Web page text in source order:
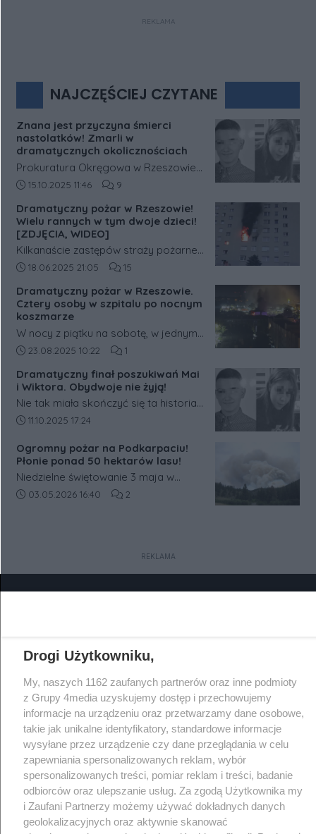
REKLAMA
NAJCZĘŚCIEJ CZYTANE
Znana jest przyczyna śmierci
nastolatków! Zmarli w
dramatycznych okolicznościach
Prokuratura Okręgowa w Rzeszowie
podała nowe informacje dotyczące
dwojga nastolatków – 14-letniej Mai i
15-letniego Wiktora.
Data dodania artykułu:
15.10.2025 11:46 Liczba komentarzy artykułu:
9
Dramatyczny pożar w Rzeszowie!
Wielu rannych w tym dwoje dzieci!
[ZDJĘCIA, WIDEO]
Kilkanaście zastępów straży pożarnej
walczy z dużym, rozwiniętym pożarem
Rzeszowie. Ludzie nie mogą wydostać
się z klatki.
Data dodania artykułu:
18.06.2025 21:05 Liczba komentarzy artykułu:
15
Dramatyczny pożar w Rzeszowie.
Cztery osoby w szpitalu po nocnym
koszmarze
W nocy z piątku na sobotę, w jednym
z bloków mieszkalnych przy ulicy
wybuchł groźny pożar. Walka z
żywiołem trwała blisko trzy godziny, a
w jej wyniku cztery osoby trafiły do
szpitala.
Data dodania artykułu:
23.08.2025 10:22 Liczba komentarzy artykułu:
1
Dramatyczny finał poszukiwań Mai
i Wiktora. Obydwoje nie żyją!
Nie tak miała skończyć się ta historia.
Tysiące internautów, a w terenie
w Rzeszowie przy wsparciu
policjantów z Komendy Wojewódzkiej
Policji w Rzeszowie oraz strażaków
od wczoraj poszukiwało zaginionych:
Data dodania artykułu:
11.10.2025 17:24
Ogromny pożar na Podkarpaciu!
Płonie ponad 50 hektarów lasu!
Niedzielne świętowanie 3 maja w
regionie tarnobrzeskim zostało
wojskowego w Polsce – wybuchł
przeciwnikiem”.
Data dodania artykułu:
03.05.2026 16:40 Liczba komentarzy artykułu:
2
REKLAMA
Wydawcąrzeszow-info.pl jest:
FUNDACJA MEDIÓW NIEZALEŻNYCH LIBERTAS
ul. Kopernika 10, 35-002 Rzeszów
e-mail:redakcja@rzeszow-info.pl
Redakcja Kontakt
Regulamin
Zasady dodawania i publikacji komentarzy
Drogi Użytkowniku,
My, naszych 1162 zaufanych partnerów oraz inne podmioty
z Grupy 4media uzyskujemy dostęp i przechowujemy
informacje na urządzeniu oraz przetwarzamy dane osobowe,
takie jak unikalne identyfikatory, standardowe informacje
wysyłane przez urządzenie czy dane przeglądania w celu
zapewniania spersonalizowanych reklam, wybór
spersonalizowanych treści, pomiar reklam i treści, badanie
odbiorców oraz ulepszanie usług. Za zgodą Użytkownika my
i Zaufani Partnerzy możemy używać dokładnych danych
geolokalizacyjnych oraz aktywnie skanować